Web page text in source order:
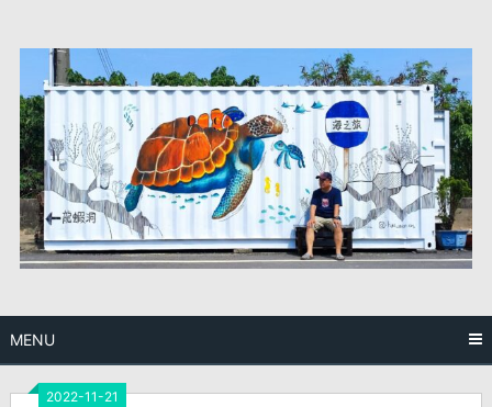
content
MENU
2022-11-21